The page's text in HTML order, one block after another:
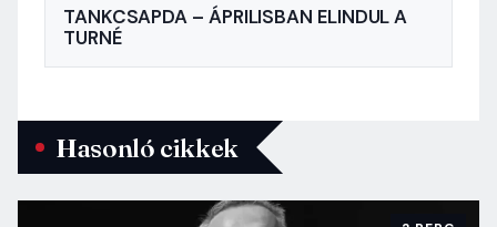
TANKCSAPDA – ÁPRILISBAN ELINDUL A
TURNÉ
Hasonló cikkek